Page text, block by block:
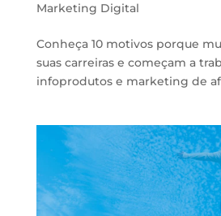
Marketing Digital
Conheça 10 motivos porque
suas carreiras e começam a
infoprodutos e marketing de